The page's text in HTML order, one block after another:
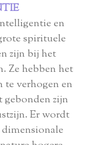
en
spirituele
zijn bij het
Ze hebben het
verhogen en
gebonden zijn
Er wordt
dimensionale